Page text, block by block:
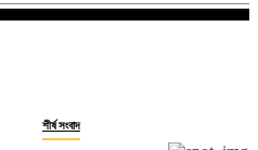
শীর্ষ সংবাদ